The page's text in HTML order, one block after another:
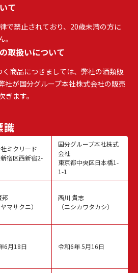
て
で禁止されており、20歳未満の方に
取扱いについて
商品につきましては、弊社の酒類販
社が国分グループ本社株式会社の販売
ます。
識
ミクリード
宿区西新宿2-
邦
ヤマサクニ）
6月18日
国分グループ本社株式
会社
東京都中央区日本橋1-
1-1
西川 貴志
（ニシカワタカシ）
令和6年 5月16日